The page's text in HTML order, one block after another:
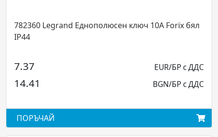
782360 Legrand Еднополюсен ключ 10А Forix бял
IP44
7.37 EUR/БР с ДДС
14.41 BGN/БР с ДДС
ПОРЪЧАЙ